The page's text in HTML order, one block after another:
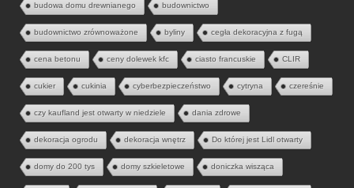
budowa domu drewnianego budownictwo
budownictwo zrównoważone byliny cegła dekoracyjna z fugą
cena betonu ceny dolewek kfc ciasto francuskie CLIR
cukier cukinia cyberbezpieczeństwo cytryna czereśnie
czy kaufland jest otwarty w niedziele dania zdrowe
dekoracja ogrodu dekoracja wnętrz Do której jest Lidl otwarty
domy do 200 tys domy szkieletowe doniczka wisząca